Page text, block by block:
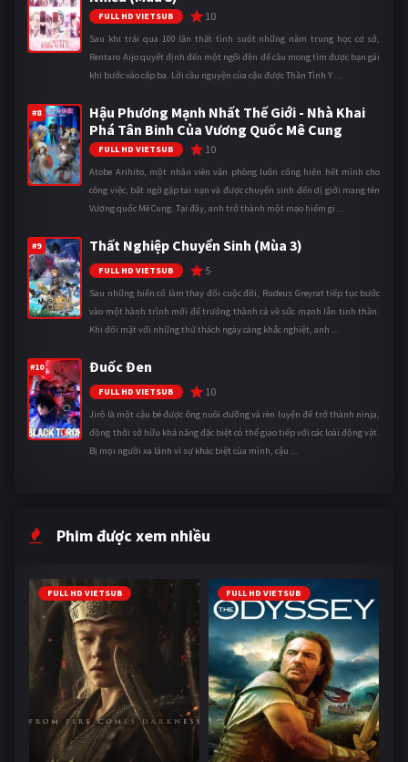
FULL HD VIETSUB 10
Sau khi trải qua 100 lần thất tình suốt những năm trung học cơ sở,
Rentaro Aijo quyết định đến một ngôi đền để cầu mong tìm được bạn gái
khi bước vào cấp ba. Lời cầu nguyện của cậu được Thần Tình Y ...
#8
Hậu Phương Mạnh Nhất Thế Giới - Nhà Khai
Phá Tân Binh Của Vương Quốc Mê Cung
FULL HD VIETSUB 10
Atobe Arihito, một nhân viên văn phòng luôn cống hiến hết mình cho
công việc, bất ngờ gặp tai nạn và được chuyển sinh đến dị giới mang tên
Vương quốc Mê Cung. Tại đây, anh trở thành một mạo hiểm gi ...
#9 Thất Nghiệp Chuyển Sinh (Mùa 3)
FULL HD VIETSUB 5
Sau những biến cố làm thay đổi cuộc đời, Rudeus Greyrat tiếp tục bước
vào một hành trình mới để trưởng thành cả về sức mạnh lẫn tinh thần.
Khi đối mặt với những thử thách ngày càng khắc nghiệt, anh ...
#10 Đuốc Đen
FULL HD VIETSUB 10
Jirô là một cậu bé được ông nuôi dưỡng và rèn luyện để trở thành ninja,
đồng thời sở hữu khả năng đặc biệt có thể giao tiếp với các loài động vật.
Bị mọi người xa lánh vì sự khác biệt của mình, cậu ...
Phim được xem nhiều
FULL HD VIETSUB FULL HD VIETSUB